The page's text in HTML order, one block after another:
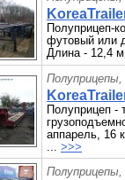
Полуприцеп-
футовый или
Длина - 12,4
Полуприцеп -
аппарель, 16
... >>>